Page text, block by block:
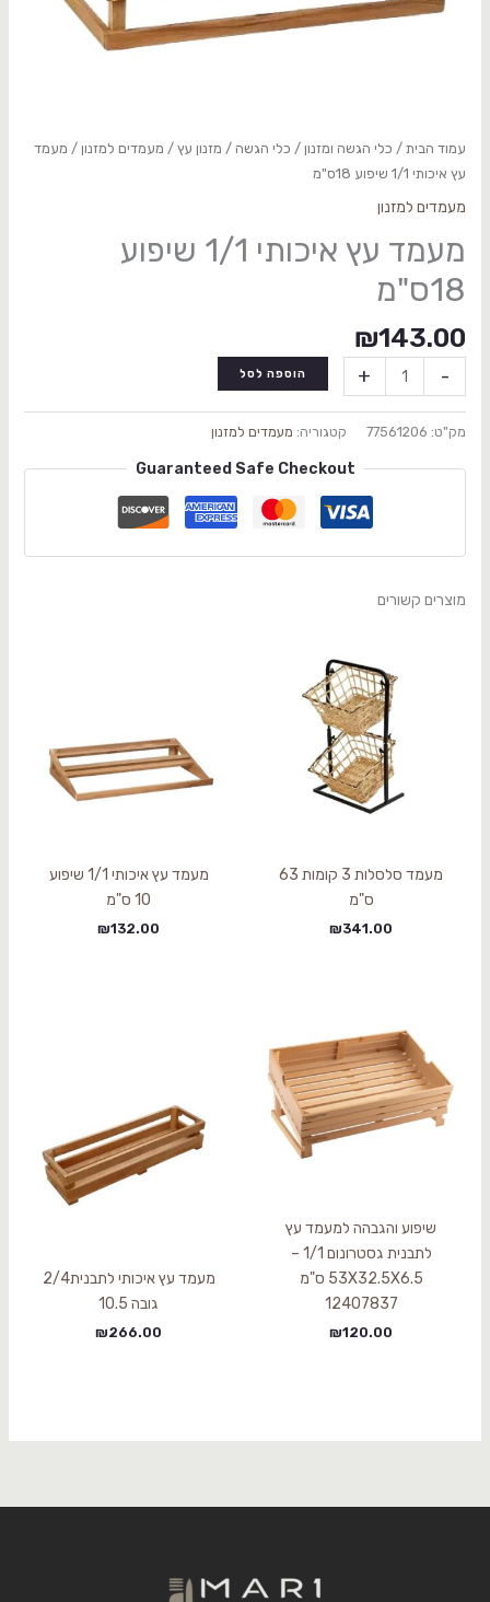
עמוד הבית/ כלי הגשה ומזנון / כלי הגשה / מזנון עץ/ מעמדים למזנון / מעמד
עץ איכותי 1/1 שיפוע 18ס"מ
מעמדים למזנון
מעמד עץ איכותי 1/1 שיפוע
18ס"מ
₪143.00
-
+ הוספה לסל
מק"ט: 77561206 קטגוריה: מעמדים למזנון
Guaranteed Safe Checkout
מוצרים קשורים
מעמד סלסלות 3 קומות 63
ס"מ
₪341.00
מעמד עץ איכותי 1/1 שיפוע
10 ס"מ
₪132.00
שיפוע והגבהה למעמד עץ
לתבנית גסטרונום 1/1 –
53X32.5X6.5 ס"מ
12407837
₪120.00
מעמד עץ איכותי לתבנית2/4
גובה 10.5
₪266.00